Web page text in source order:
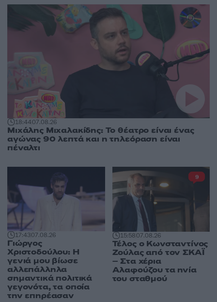
18:4407.08.26
Μιχάλης Μιχαλακίδης: Το θέατρο είναι ένας
αγώνας 90 λεπτά και η τηλεόραση είναι
πέναλτι
17:4307.08.26
Γιώργος
Χριστοδούλου: Η
γενιά μου βίωσε
αλλεπάλληλα
σημαντικά πολιτικά
γεγονότα, τα οποία
την επηρέασαν
15:5807.08.26
Τέλος ο Κωνσταντίνος
Ζούλας από τον ΣΚΑΪ
– Στα χέρια
Αλαφούζου τα ηνία
του σταθμού
9